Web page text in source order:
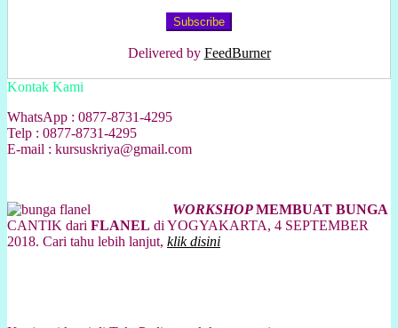
Delivered by FeedBurner
Kontak Kami
WhatsApp : 0877-8731-4295
Telp : 0877-8731-4295
E-mail : kursuskriya@gmail.com
WORKSHOPMEMBUAT BUNGA
CANTIK dari FLANEL di YOGYAKARTA, 4 SEPTEMBER
2018. Cari tahu lebih lanjut, klik disini